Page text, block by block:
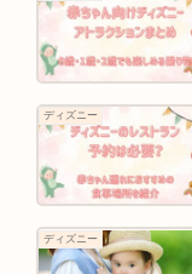
ディズニー
ディズニー